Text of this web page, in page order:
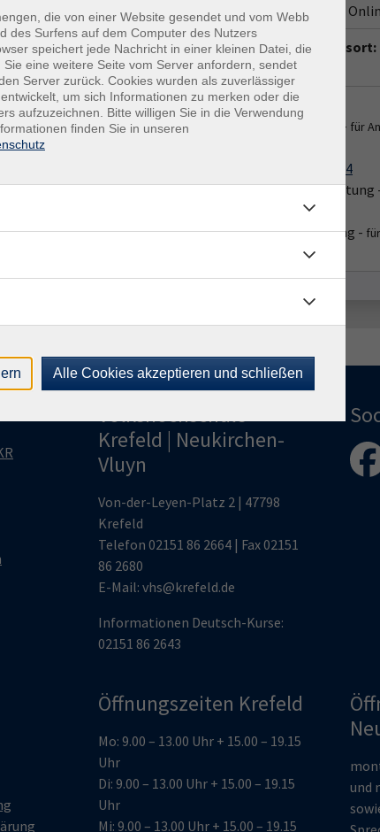
Geschäftsstelle
Veranstaltungsort:
online
Kontakt:
Kundenservice - für
+492151 86-2664
Fachbereichsleitung
02151/86-2656
Sachbearbeitung -
02151/86-2674
Volkshochschule
Krefeld | Neukirchen-
Vluyn
Von-der-Leyen-Platz 2 | 47798
Krefeld
Telefon 02151 86 2664 | Fax 02151
86 2680
E-Mail: vhs@krefeld.de
Informationen Deutsch-Kurse:
02151 86 2643
Öffnungszeiten Krefeld
Mo: 9.00 – 13.00 Uhr + 15.00 – 19.15
Uhr
Di: 9.00 – 13.00 Uhr + 15.00 – 19.15
Uhr
Mi: 9.00 – 13.00 Uhr + 15.00 – 19.15
und
die von einer Website gesendet und vom Webb
des Surfens auf dem Computer des Nutzers
speichert jede Nachricht in einer kleinen Datei, die
eine weitere Seite vom Server anfordern, sendet
Server zurück. Cookies wurden als zuverlässiger
um sich Informationen zu merken oder die
aufzuzeichnen. Bitte willigen Sie in die Verwendung
finden Sie in unseren
Alle Cookies akzeptieren und schließen